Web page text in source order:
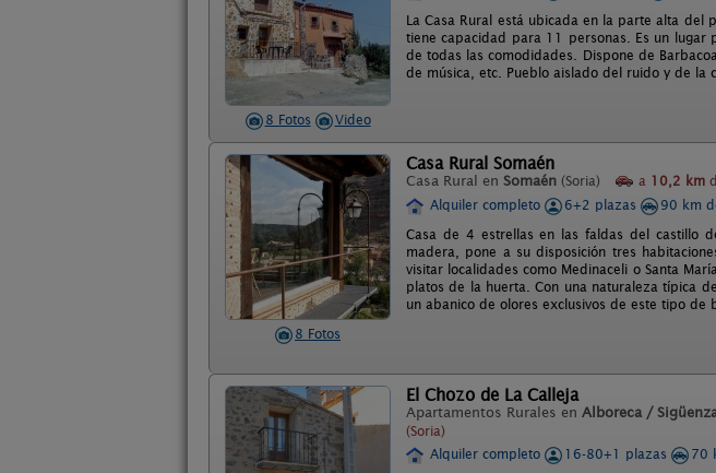
8 Fotos Video
La Casa Rural está ubicada en la parte alta del
tiene capacidad para 11 personas. Es un
de todas las comodidades. Dispone de
de música, etc. Pueblo aislado del ruido y de la
8 Fotos
Casa Rural Somaén
Casa Rural en Somaén (Soria) a 10,2 km
Alquiler completo
6+2 plazas
90 km
Casa de 4 estrellas en las faldas del castillo
madera, pone a su disposición tres
visitar localidades como Medinaceli o Santa
platos de la huerta. Con una naturaleza típica
un abanico de olores exclusivos de este tipo de
El Chozo de La Calleja
Apartamentos Rurales en Alboreca /
(Soria)
Alquiler completo 16-80+1 plazas
70